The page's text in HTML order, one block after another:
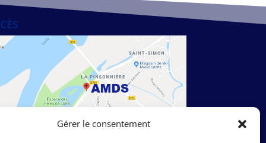
Gérer le consentement